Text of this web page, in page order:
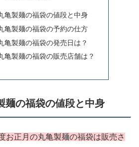
亀製麺の福袋の値段と中身
亀製麺の福袋の予約の仕方
亀製麺の福袋の発売日は？
亀製麺の福袋の販売店舗は？
麺の福袋の値段と中身
お正月の丸亀製麺の福袋は販売さ